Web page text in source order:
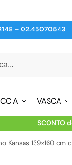
– 02.45070543
VASCA
SCONTO
Kansas 139×160